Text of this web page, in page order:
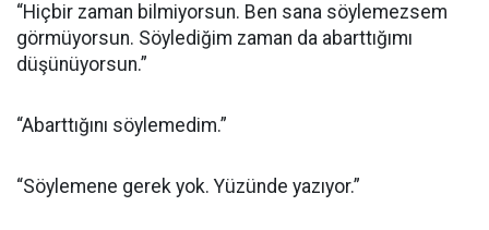
“Hiçbir zaman bilmiyorsun. Ben sana söylemezsem
görmüyorsun. Söylediğim zaman da abarttığımı
düşünüyorsun.”
“Abarttığını söylemedim.”
“Söylemene gerek yok. Yüzünde yazıyor.”